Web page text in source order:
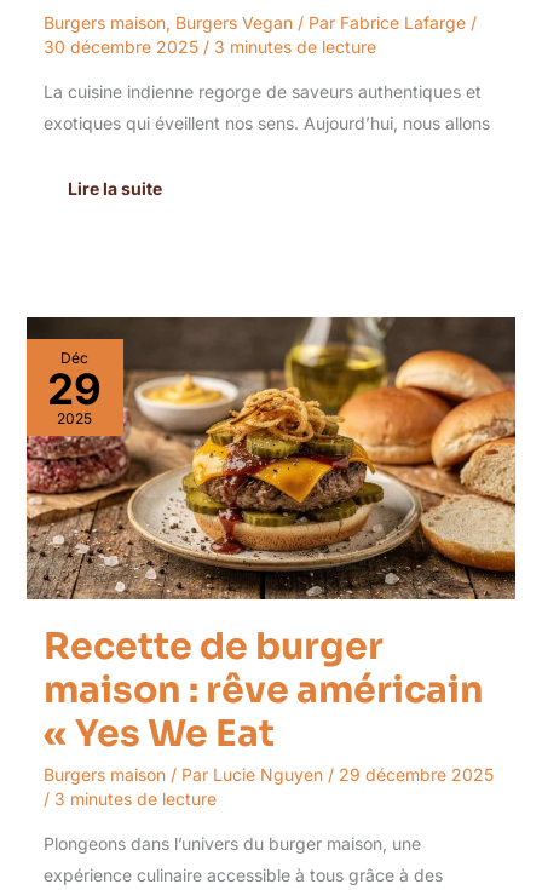
Burgers maison, Burgers Vegan/ Par Fabrice Lafarge /
30 décembre 2025 / 3 minutes de lecture
La cuisine indienne regorge de saveurs authentiques et
exotiques qui éveillent nos sens. Aujourd’hui, nous allons
Lire la suite
Déc
29
2025
Recette de burger
maison : rêve américain
« Yes We Eat
Burgers maison/ Par Lucie Nguyen / 29 décembre 2025
/ 3 minutes de lecture
Plongeons dans l’univers du burger maison, une
expérience culinaire accessible à tous grâce à des
Recette
de
burger
maison
:
rêve
américain
« Yes
We
Eat